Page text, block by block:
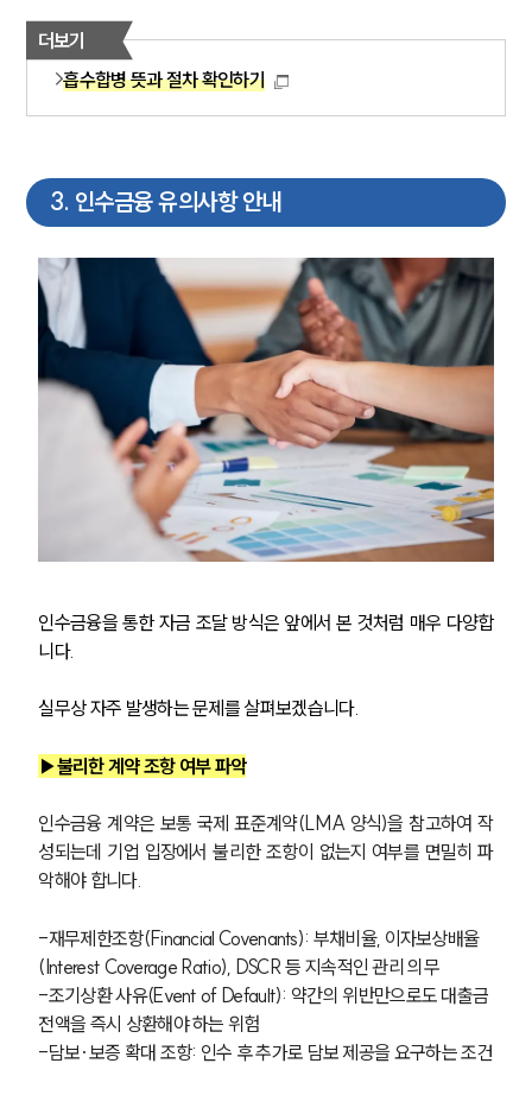
더보기
흡수합병 뜻과 절차 확인하기
3. 인수금융 유의사항 안내
인수금융을 통한 자금 조달 방식은 앞에서 본 것처럼 매우 다양합
니다.
실무상 자주 발생하는 문제를 살펴보겠습니다.
▶불리한 계약 조항 여부 파악
인수금융 계약은 보통 국제 표준계약(LMA 양식)을 참고하여 작
성되는데 기업 입장에서 불리한 조항이 없는지 여부를 면밀히 파
악해야 합니다.
-재무제한조항(Financial Covenants): 부채비율, 이자보상배율
(Interest Coverage Ratio), DSCR 등 지속적인 관리 의무
-조기상환 사유(Event of Default): 약간의 위반만으로도 대출금
전액을 즉시 상환해야 하는 위험
-담보·보증 확대 조항: 인수 후 추가로 담보 제공을 요구하는 조건